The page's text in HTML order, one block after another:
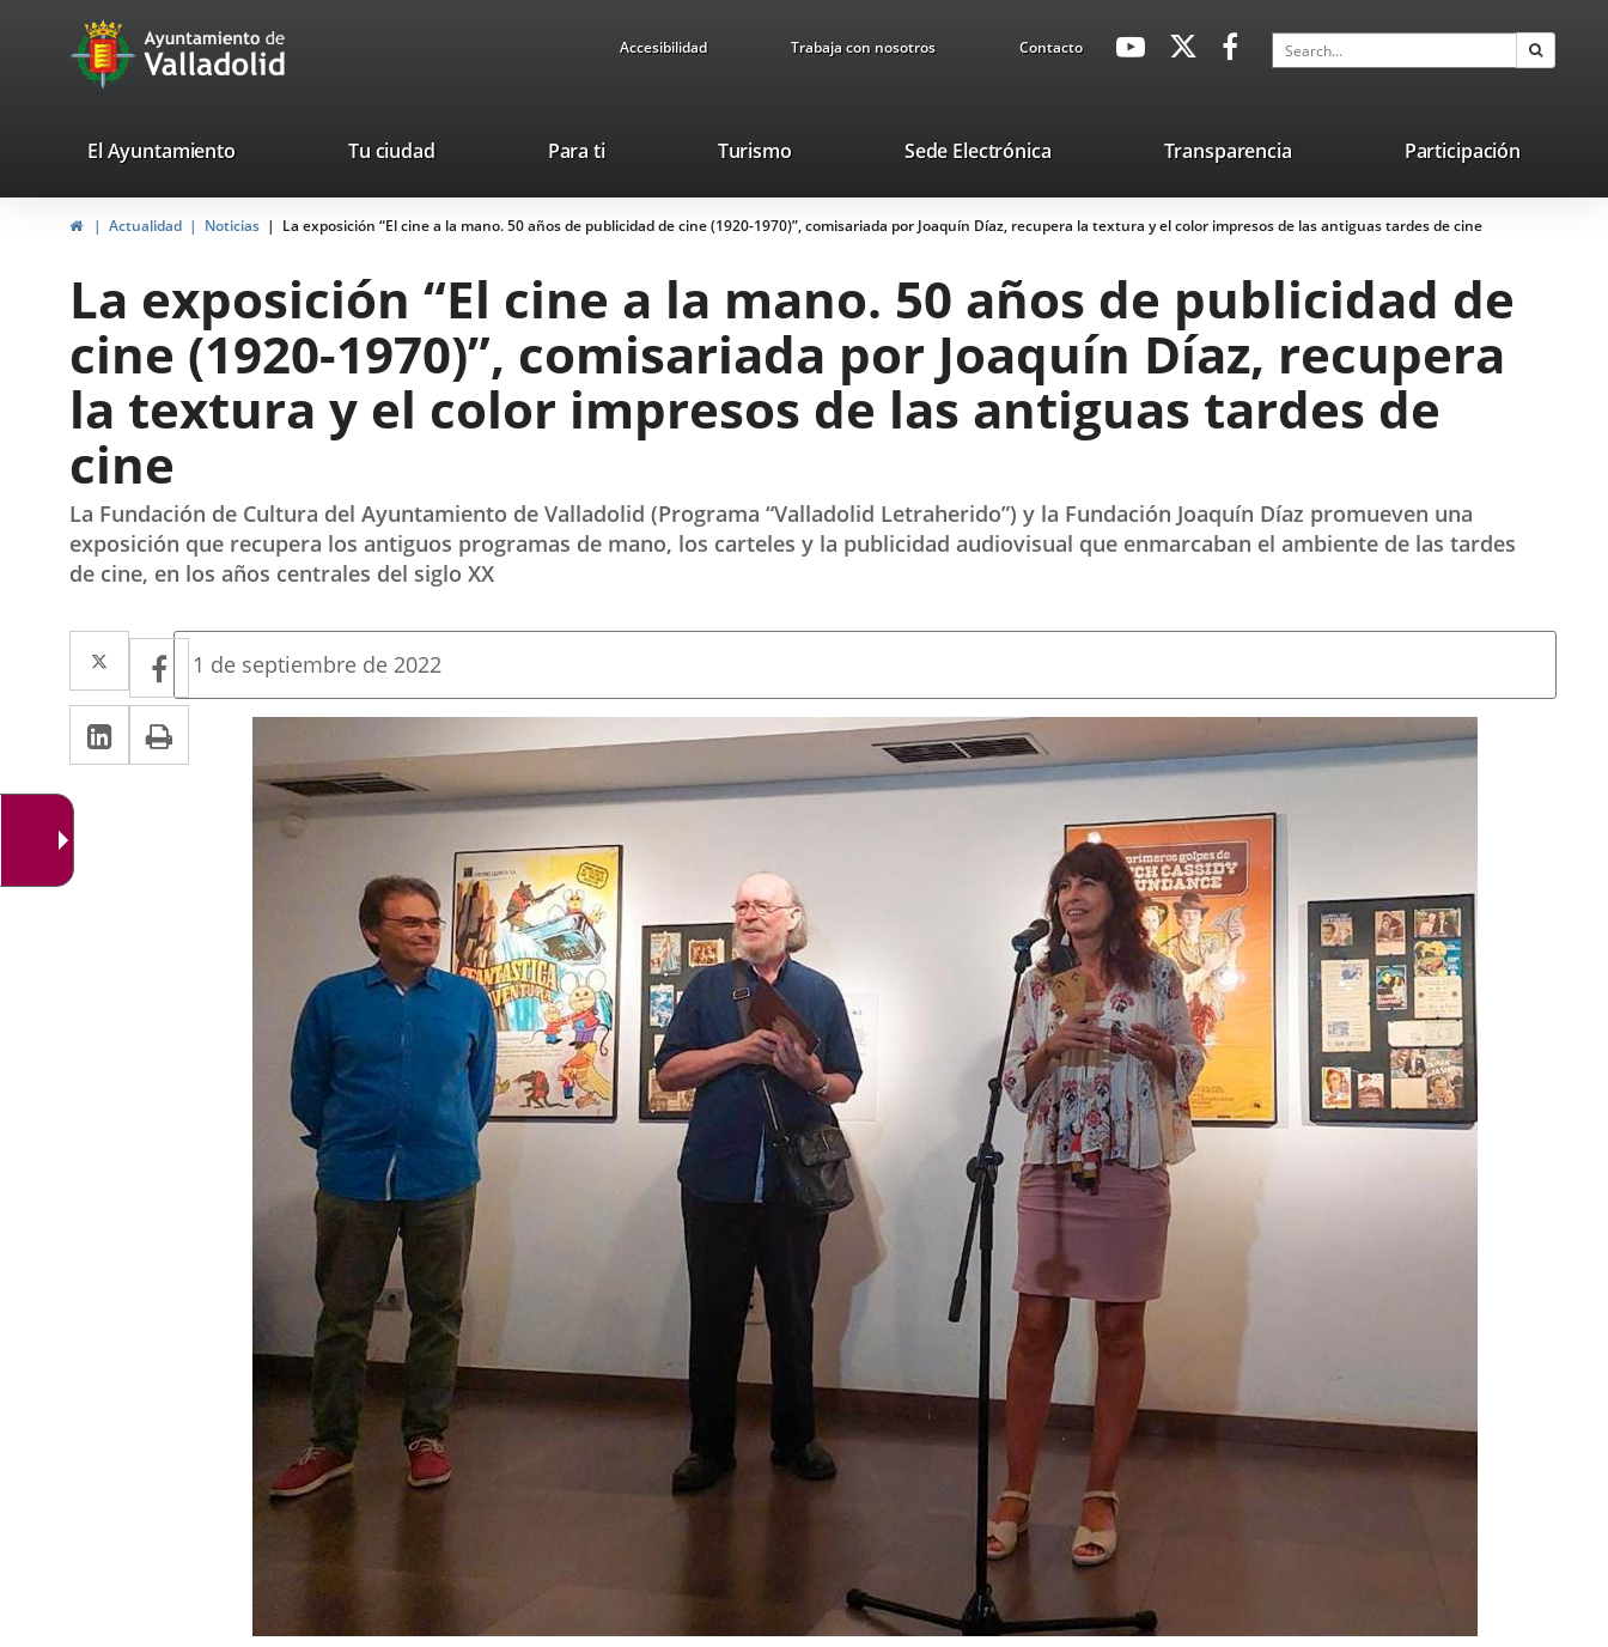
Portal
Web
Ayuntamiento
de
Accesibilidad Trabaja con nosotros ContactoavaHeaderSocial
Link
Link
application.
application.
Search
valladolid.es
El Ayuntamiento Tu ciudad Para ti TurismoThis
will
open
pop-
up
window.
Sede ElectrónicaLink
external
application.
Transparencia Participación
HomeActualidad Noticias La exposición “El cine a la mano. 50 años de publicidad de cine (1920-1970)”, comisariada por Joaquín Díaz, recupera la textura y el color impresos de las antiguas tardes de cine
La exposición “El cine a la mano. 50 años de publicidad de
cine (1920-1970)”, comisariada por Joaquín Díaz, recupera
la textura y el color impresos de las antiguas tardes de
cine
La Fundación de Cultura del Ayuntamiento de Valladolid (Programa “Valladolid Letraherido”) y la Fundación Joaquín Díaz promueven una
exposición que recupera los antiguos programas de mano, los carteles y la publicidad audiovisual que enmarcaban el ambiente de las tardes
de cine, en los años centrales del siglo XX
Twitter
Enlace
a
una
aplicación
Facebook
Enlace
a
una
aplicación
externa.
Linkedin
Enlace
a
Fecha
la
1 de septiembre de 2022